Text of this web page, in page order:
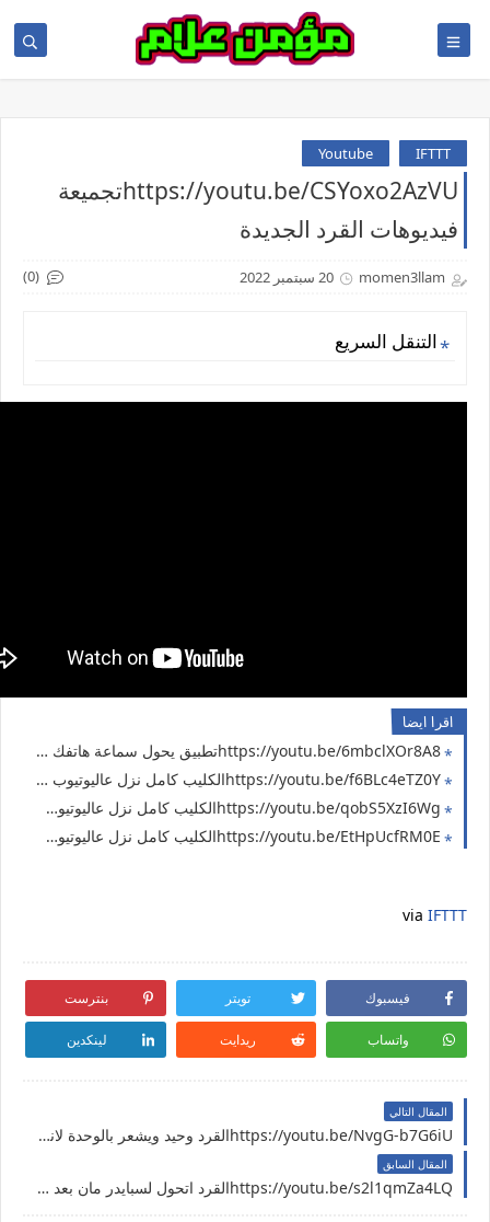
IFTTT
Youtube
https://youtu.be/CSYoxo2AzVUتجميعة
فيديوهات القرد الجديدة
momen3llam 20 سبتمبر 2022 (0)
التنقل السريع
اقرا ايضا
https://youtu.be/6mbclXOr8A8تطبيق يحول سماعة هاتفك الي مروحة
https://youtu.be/f6BLc4eTZ0Yالكليب كامل نزل عاليوتيوب ج8
https://youtu.be/qobS5XzI6Wgالكليب كامل نزل عاليوتيوب ج7
https://youtu.be/EtHpUcfRM0Eالكليب كامل نزل عاليوتيوب ج6
via IFTTT
فيسبوك تويتر بنترست
واتساب ريدايت لينكدين
المقال التالي
https://youtu.be/NvgG-b7G6iUالقرد وحيد ويشعر بالوحدة لانه يعيش في جماعات لذلك يجب علينا العناية بهم واعطائه حقوقه كاملة
المقال السابق
https://youtu.be/s2l1qmZa4LQالقرد اتحول لسبايدر مان بعد ما عنكبوت لدغه ج1